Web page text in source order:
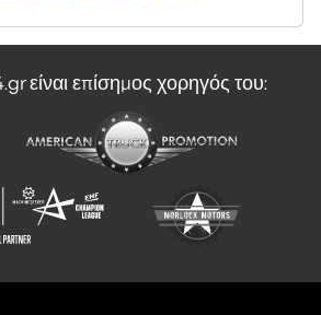
είναι επίσημος χορηγός του: